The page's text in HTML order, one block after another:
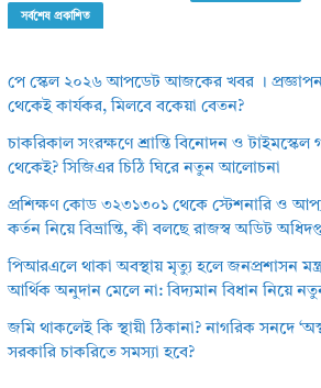
সর্বশেষ প্রকাশিত
পে স্কেল ২০২৬ আপডেট আজকের খবর ।
থেকেই কার্যকর, মিলবে বকেয়া বেতন?
চাকরিকাল সংরক্ষণে শ্রান্তি বিনোদন ও
থেকেই? সিজিএর চিঠি ঘিরে নতুন আলোচনা
প্রশিক্ষণ কোড ৩২৩১৩০১ থেকে স্টেশনারি ও
কর্তন নিয়ে বিভ্রান্তি, কী বলছে রাজস্ব অডিট
পিআরএলে থাকা অবস্থায় মৃত্যু হলে জনপ্রশাসন
আর্থিক অনুদান মেলে না: বিদ্যমান বিধান নিয়ে
জমি থাকলেই কি স্থায়ী ঠিকানা? নাগরিক সনদে
সরকারি চাকরিতে সমস্যা হবে?